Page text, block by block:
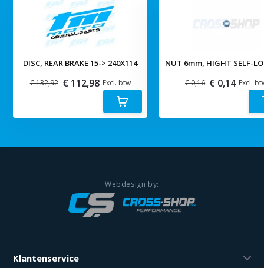
DISC, REAR BRAKE 15-> 240X114
€ 132,92 € 112,98 Excl. btw
NUT 6mm, HIGHT SELF-
€ 0,16 € 0,14 Excl.
Klantenservice